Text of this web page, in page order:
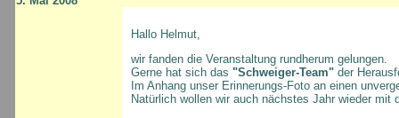
Hallo Helmut,
wir fanden die Veranstaltung rundherum gelungen.
Gerne hat sich das "Schweiger-Team" der
Im Anhang unser Erinnerungs-Foto an einen
Natürlich wollen wir auch nächstes Jahr wieder mit